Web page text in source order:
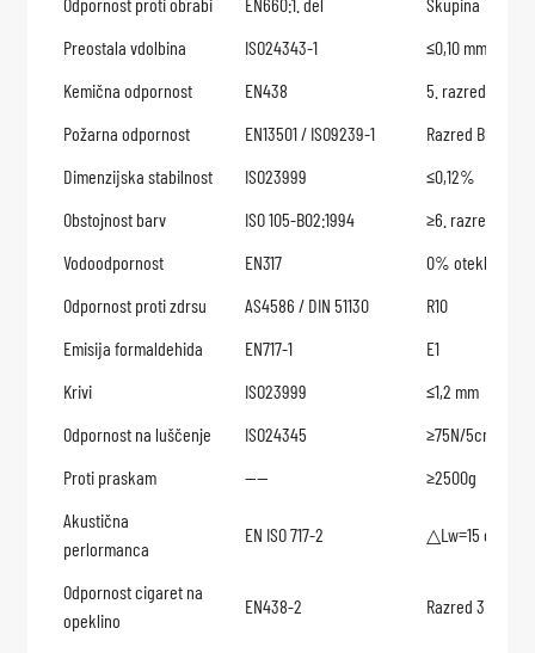
Odpornost proti obrabi
EN660:1. del
Skupina T:
Preostala vdolbina
ISO24343-1
≤0,10 mm
Kemična odpornost
EN438
5. razred
Požarna odpornost
EN13501 / ISO9239-1
Razred BFLs1(B1)
Dimenzijska stabilnost
ISO23999
≤0,12%
Obstojnost barv
ISO 105-B02:1994
≥6. razred
Vodoodpornost
EN317
0% oteklina
Odpornost proti zdrsu
AS4586 / DIN 51130
R10
Emisija formaldehida
EN717-1
E1
Krivi
ISO23999
≤1,2 mm
Odpornost na luščenje
ISO24345
≥75N/5cm
Proti praskam
——
≥2500g
Akustična
perlormanca
EN ISO 717-2 △Lw=15 dB
Odpornost cigaret na
opeklino
EN438-2 Razred 3